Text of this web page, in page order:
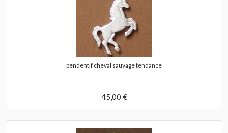
pendentif cheval sauvage tendance
45,00 €